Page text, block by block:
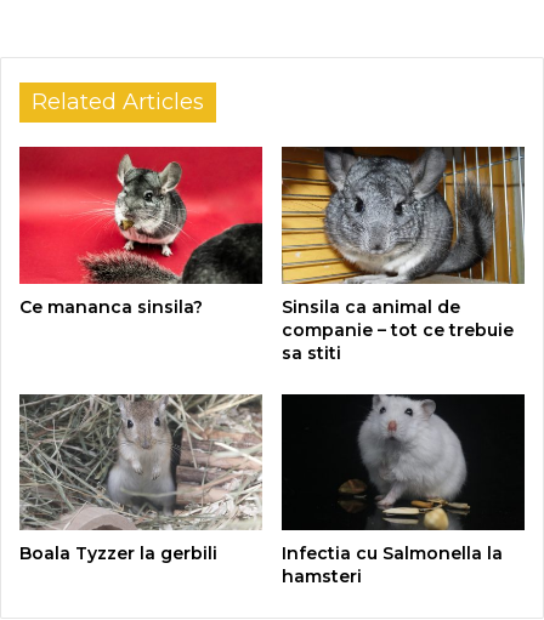
Related Articles
Ce mananca sinsila?
Sinsila ca animal de
companie – tot ce trebuie
sa stiti
Boala Tyzzer la gerbili
Infectia cu Salmonella la
hamsteri